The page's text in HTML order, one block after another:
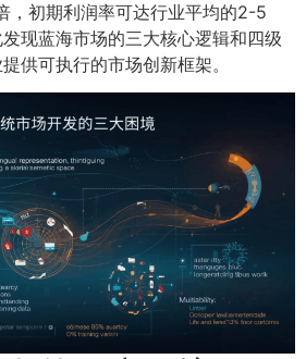
，初期利润率可达行业平均的2-5
现蓝海市场的三大核心逻辑和四级
供可执行的市场创新框架。